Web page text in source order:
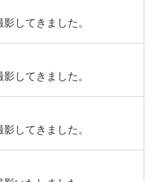
してきました。
してきました。
してきました。